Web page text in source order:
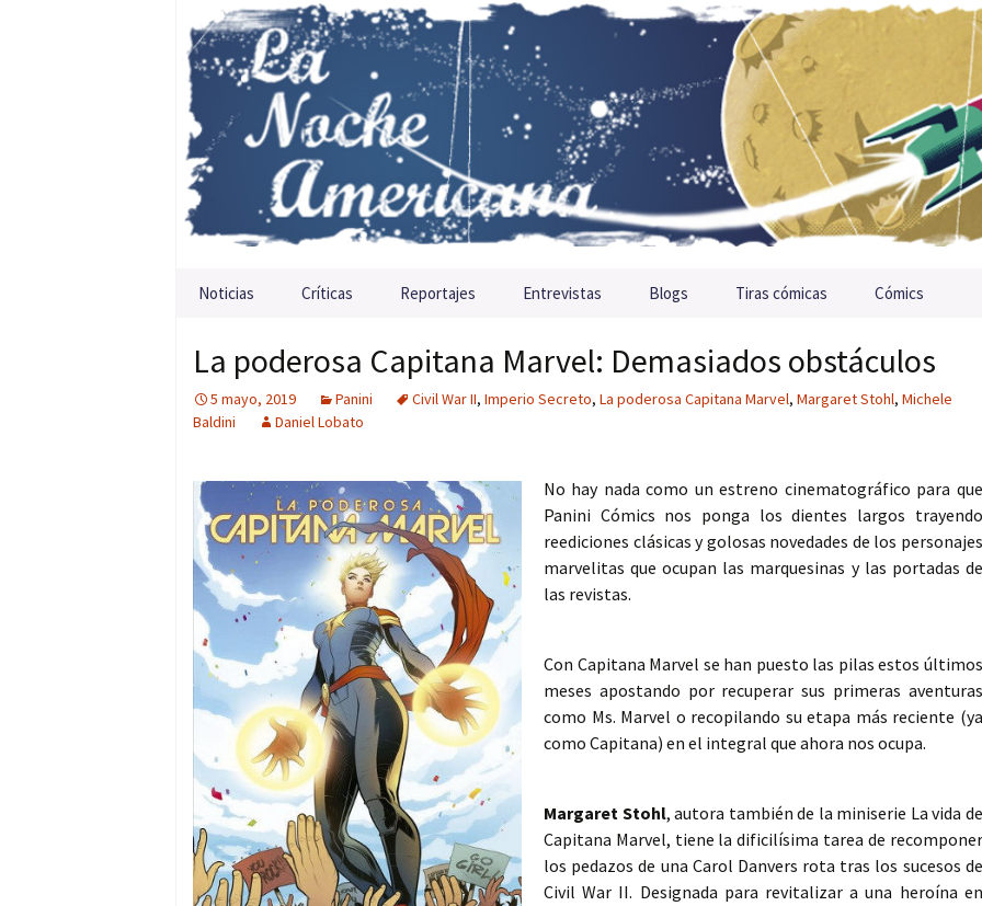
Saltar al contenido
Noticias Críticas Reportajes Entrevistas Blogs Tiras cómicas Cómics
La poderosa Capitana Marvel: Demasiados obstáculos
5 mayo, 2019 Panini Civil War II, Imperio Secreto, La poderosa Capitana Marvel, Margaret Stohl, Michele
Baldini
Daniel Lobato
No hay nada como un estreno cinematográfico para que
Panini Cómics nos ponga los dientes largos trayendo
reediciones clásicas y golosas novedades de los personajes
marvelitas que ocupan las marquesinas y las portadas de
las revistas.
Con Capitana Marvel se han puesto las pilas estos últimos
meses apostando por recuperar sus primeras aventuras
como Ms. Marvel o recopilando su etapa más reciente (ya
como Capitana) en el integral que ahora nos ocupa.
Margaret Stohl, autora también de la miniserie La vida de
Capitana Marvel, tiene la dificilísima tarea de recomponer
los pedazos de una Carol Danvers rota tras los sucesos de
Civil War II. Designada para revitalizar a una heroína en